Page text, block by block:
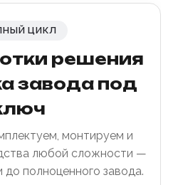
ЦИКЛ
решения
завода под
монтируем и
любой сложности —
до полноценного завода.